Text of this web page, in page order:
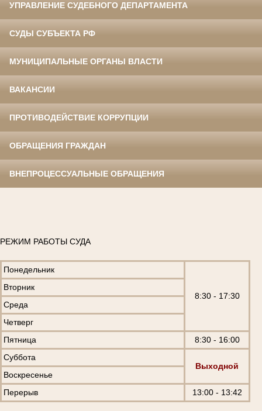
УПРАВЛЕНИЕ СУДЕБНОГО ДЕПАРТАМЕНТА
СУДЫ СУБЪЕКТА РФ
МУНИЦИПАЛЬНЫЕ ОРГАНЫ ВЛАСТИ
ВАКАНСИИ
ПРОТИВОДЕЙСТВИЕ КОРРУПЦИИ
ОБРАЩЕНИЯ ГРАЖДАН
ВНЕПРОЦЕССУАЛЬНЫЕ ОБРАЩЕНИЯ
РЕЖИМ РАБОТЫ СУДА
Понедельник
8:30 - 17:30
Вторник
Среда
Четверг
Пятница
8:30 - 16:00
Суббота
Выходной
Воскресенье
Перерыв
13:00 - 13:42